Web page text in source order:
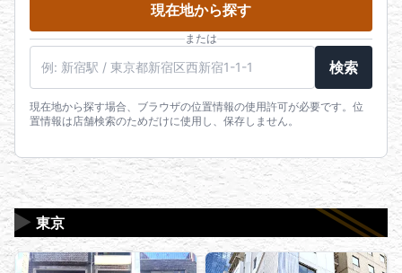
現在地から探す
または
検索
現在地から探す場合、ブラウザの位置情報の使用許可が必要です。位
置情報は店舗検索のためだけに使用し、保存しません。
東京
▶